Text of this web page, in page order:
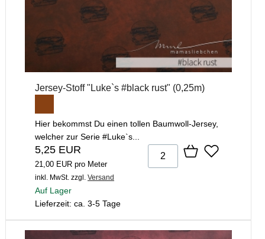
Jersey-Stoff "Luke`s #black rust" (0,25m)
Hier bekommst Du einen tollen Baumwoll-Jersey,
welcher zur Serie #Luke`s...
5,25 EUR
21,00 EUR pro Meter
inkl. MwSt. zzgl. Versand
Auf Lager
Lieferzeit: ca. 3-5 Tage